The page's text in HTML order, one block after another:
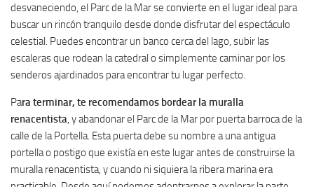
desvaneciendo, el Parc de la Mar se convierte en el lugar ideal para
buscar un rincón tranquilo desde donde disfrutar del espectáculo
celestial. Puedes encontrar un banco cerca del lago, subir las
escaleras que rodean la catedral o simplemente caminar por los
senderos ajardinados para encontrar tu lugar perfecto.
Para terminar, te recomendamos bordear la muralla
renacentista , y abandonar el Parc de la Mar por puerta barroca de la
calle de la Portella. Esta puerta debe su nombre a una antigua
portella o postigo que existía en este lugar antes de construirse la
muralla renacentista, y cuando ni siquiera la ribera marina era